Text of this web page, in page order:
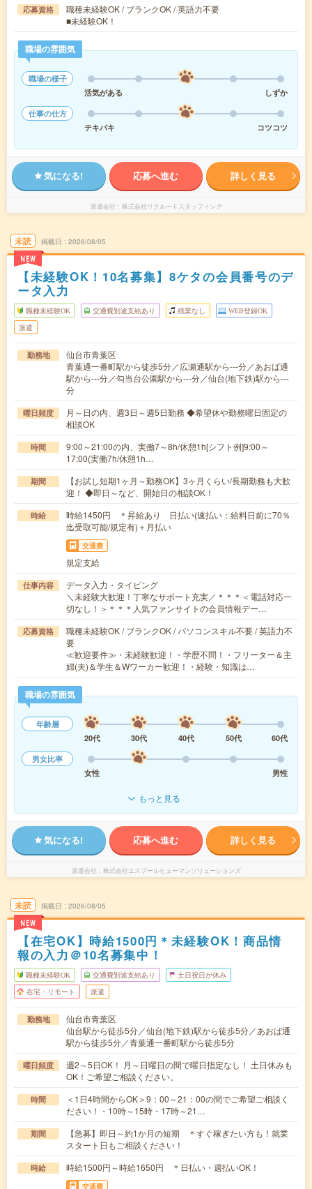
応募資格
職種未経験OK / ブランクOK / 英語力不要
■未経験OK！
職場の雰囲気
職場の様子
活気がある
しずか
仕事の仕方
テキパキ
コツコツ
気になる! 応募へ進む 詳しく見る
派遣会社 株式会社リクルートスタッフィング
未読
NEW
掲載日 2026/08/05
【未経験OK！10名募集】8ケタの会員番号のデ
ータ入力
職種未経験OK 交通費別途支給あり 残業なし WEB登録OK
派遣
勤務地
仙台市青葉区
青葉通一番町駅から徒歩5分／広瀬通駅から---分／あおば通
駅から---分／勾当台公園駅から---分／仙台(地下鉄)駅から---
分
曜日頻度
月～日の内、週3日～週5日勤務 ◆希望休や勤務曜日固定の
相談OK
時間
9:00～21:00の内、実働7～8h/休憩1h[シフト例]9:00～
17:00(実働7h/休憩1h…
期間
【お試し短期1ヶ月～勤務OK】3ヶ月くらい/長期勤務も大歓
迎！ ◆即日～など、開始日の相談OK！
時給
時給1450円 ＊昇給あり 日払い(速払い：給料日前に70％
迄受取可能/規定有)＋月払い
交通費
規定支給
仕事内容
データ入力・タイピング
＼未経験大歓迎！丁寧なサポート充実／＊＊＊＜電話対応一
切なし！＞＊＊＊人気ファンサイトの会員情報デー…
応募資格
職種未経験OK / ブランクOK / パソコンスキル不要 / 英語力不
要
≪歓迎要件≫・未経験歓迎！・学歴不問！・フリーター＆主
婦(夫)＆学生＆Wワーカー歓迎！・経験・知識は…
職場の雰囲気
年齢層
20代
30代 40代 50代
60代
男女比率
女性
男性
もっと見る
気になる! 応募へ進む 詳しく見る
派遣会社 株式会社エスプールヒューマンソリューションズ
未読
NEW
掲載日 2026/08/05
【在宅OK】時給1500円＊未経験OK！商品情
報の入力＠10名募集中！
職種未経験OK 交通費別途支給あり 土日祝日が休み
在宅・リモート 派遣
勤務地
仙台市青葉区
仙台駅から徒歩5分／仙台(地下鉄)駅から徒歩5分／あおば通
駅から徒歩5分／青葉通一番町駅から徒歩5分
曜日頻度
週2～5日OK！ 月～日曜日の間で曜日指定なし！ 土日休みも
OK！ご希望ご相談ください。
時間
＜1日4時間からOK＞9：00～21：00の間でご希望ご相談く
ださい！・10時～15時・17時～21…
期間
【急募】即日～約1か月の短期 ＊すぐ稼ぎたい方も！就業
スタート日もご相談ください！
時給 時給1500円～時給1650円 ＊日払い・週払いOK！
交通費